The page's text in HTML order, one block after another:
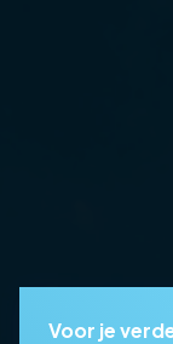
Voor je